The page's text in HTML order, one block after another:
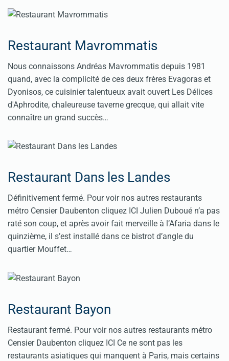
Restaurant Mavrommatis
Nous connaissons Andréas Mavrommatis depuis 1981
quand, avec la complicité de ces deux frères Evagoras et
Dyonisos, ce cuisinier talentueux avait ouvert Les Délices
d'Aphrodite, chaleureuse taverne grecque, qui allait vite
connaître un grand succès…
Restaurant Dans les Landes
Définitivement fermé. Pour voir nos autres restaurants
métro Censier Daubenton cliquez ICI Julien Duboué n’a pas
raté son coup, et après avoir fait merveille à l’Afaria dans le
quinzième, il s’est installé dans ce bistrot d’angle du
quartier Mouffet…
Restaurant Bayon
Restaurant fermé. Pour voir nos autres restaurants métro
Censier Daubenton cliquez ICI Ce ne sont pas les
restaurants asiatiques qui manquent à Paris, mais certains